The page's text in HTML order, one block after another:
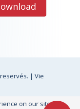
reservés. |Vie
on our site. You